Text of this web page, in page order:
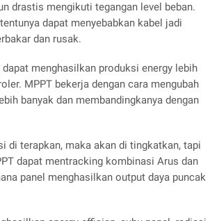
drastis mengikuti tegangan level beban.
dapat menyebabkan kabel jadi
dan rusak.
menghasilkan produksi energy lebih
MPPT bekerja dengan cara mengubah
banyak dan membandingkanya dengan
di terapkan, maka akan di tingkatkan, tapi
dapat mentracking kombinasi Arus dan
panel menghasilkan output daya puncak